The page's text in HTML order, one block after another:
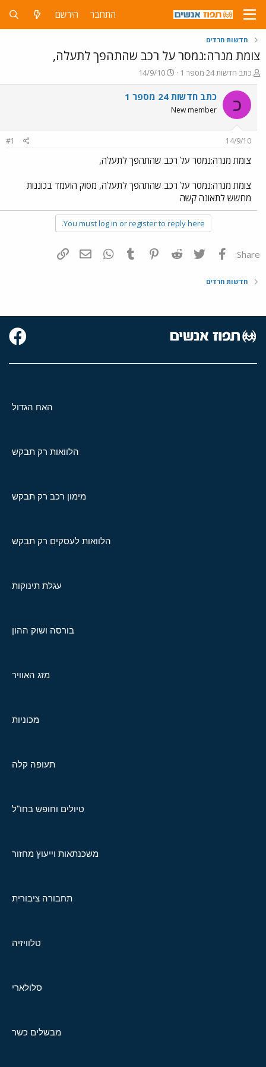
התחבר הירשם
חדשות חרדים
צומת מנרה:נמסר על רכב שהתהפך לתעלה,
פ
ו
ת
ח
ה
ו
ש
א
כתב חדשות 24 מספר 1
פ
ו
ר
ר
14/9/10
כ כתב חדשות 24 מספר 1
New member
14/9/10
#1
צומת מנרה:נמסר על רכב שהתהפך לתעלה,
צומת מנרה:נמסר על רכב שהתהפך לתעלה, מסוק הועמד בכוננות
מחשש לתאונה קשה
You must log in or register to reply here.
Share: פייסבוק Twitter
Reddit
Pinterest
Tumblr
WhatsAppדואר אלקטרוני
חדשות חרדים
האח הגדול
הלוואות רק תבקש
מימון רכב רק תבקש
הלוואות לעסקים רק תבקש
עגלת תינוקות
בורסה ושוק ההון
מזג האוויר
מכוניות
תעופה קלה
טיולים וחופש בחו"ל
משכנתאות וייעוץ מחזור
תחבורה ציבורית
טלוויזיה
סלולארי
מבשלים כשר